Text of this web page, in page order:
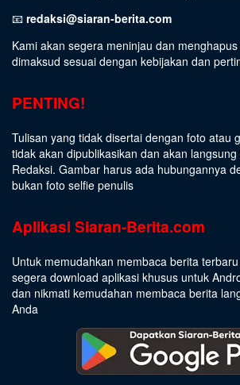
📧 redaksi@siaran-berita.com
Kami akan segera meninjau dan
dimaksud sesuai dengan kebijakan dan
PENTING!
Tulisan yang tidak disertai dengan foto atau
tidak akan dipublikasikan dan akan
Redaksi. Gambar harus ada hubungannya
bukan foto selfie penulis
Aplikasi Siaran-Berita.com
Untuk memudahkan membaca berita
segera download aplikasi khusus untuk
dan nikmati kemudahan membaca berita
Anda